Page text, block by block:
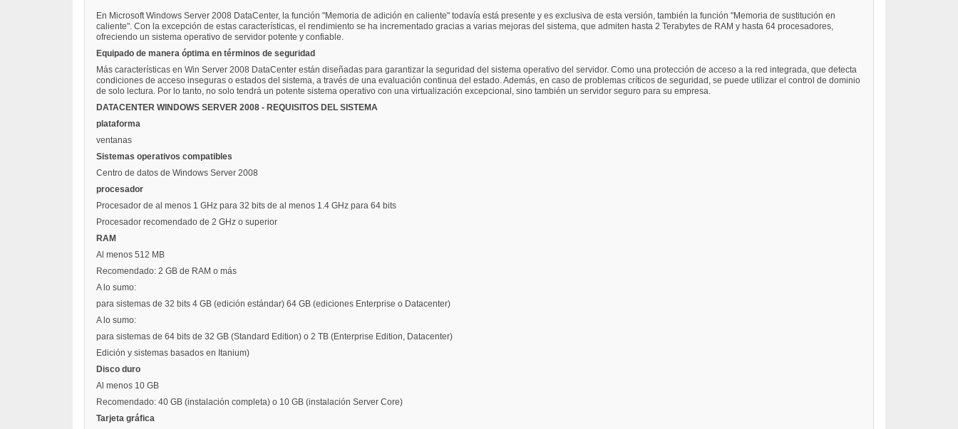
En Microsoft Windows Server 2008 DataCenter, la función "Memoria de adición en caliente" todavía está presente y es exclusiva de esta versión, también la función "Memoria de sustitución en
caliente". Con la excepción de estas características, el rendimiento se ha incrementado gracias a varias mejoras del sistema, que admiten hasta 2 Terabytes de RAM y hasta 64 procesadores,
ofreciendo un sistema operativo de servidor potente y confiable.
Equipado de manera óptima en términos de seguridad
Más características en Win Server 2008 DataCenter están diseñadas para garantizar la seguridad del sistema operativo del servidor. Como una protección de acceso a la red integrada, que detecta
condiciones de acceso inseguras o estados del sistema, a través de una evaluación continua del estado. Además, en caso de problemas críticos de seguridad, se puede utilizar el control de dominio
de solo lectura. Por lo tanto, no solo tendrá un potente sistema operativo con una virtualización excepcional, sino también un servidor seguro para su empresa.
DATACENTER WINDOWS SERVER 2008 - REQUISITOS DEL SISTEMA
plataforma
ventanas
Sistemas operativos compatibles
Centro de datos de Windows Server 2008
procesador
Procesador de al menos 1 GHz para 32 bits de al menos 1.4 GHz para 64 bits
Procesador recomendado de 2 GHz o superior
RAM
Al menos 512 MB
Recomendado: 2 GB de RAM o más
A lo sumo:
para sistemas de 32 bits 4 GB (edición estándar) 64 GB (ediciones Enterprise o Datacenter)
A lo sumo:
para sistemas de 64 bits de 32 GB (Standard Edition) o 2 TB (Enterprise Edition, Datacenter)
Edición y sistemas basados ​​en Itanium)
Disco duro
Al menos 10 GB
Recomendado: 40 GB (instalación completa) o 10 GB (instalación Server Core)
Tarjeta gráfica